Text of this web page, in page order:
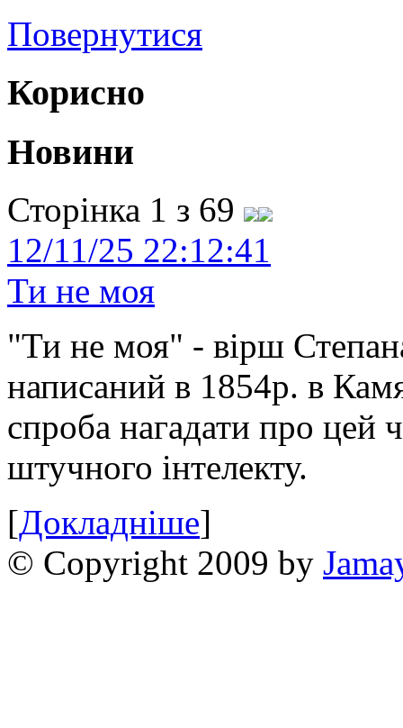
Повернутися
Корисно
Новини
Сторінка 1 з 69
12/11/25 22:12:41
Ти не моя
"Ти не моя" - вірш
написаний в 1854р. в
спроба нагадати про цей
штучного інтелекту.
[Докладніше]
© Copyright 2009 by